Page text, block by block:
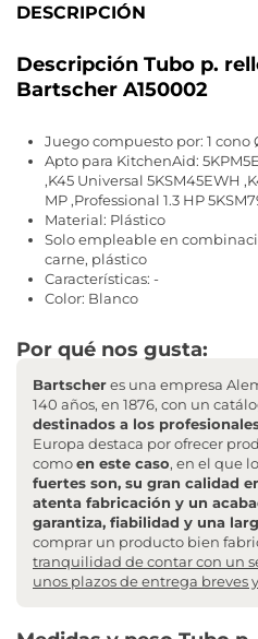
DESCRIPCIÓN
Descripción Tubo p.
Bartscher A150002
Juego compuesto por: 1 cono
Apto para KitchenAid:
,K45 Universal 5KSM45EWH
MP ,Professional 1.3 HP
Material: Plástico
Solo empleable en
carne, plástico
Características: -
Color: Blanco
Por qué nos gusta:
Bartscheres una empresa
140 años, en 1876, con un
destinados a los
Europa destaca por ofrecer
comoen este caso, en el que
fuertes son, su gran calidad
atenta fabricación y un
garantiza, fiabilidad y una
comprar un producto bien
tranquilidad de contar con un
unos plazos de entrega breves